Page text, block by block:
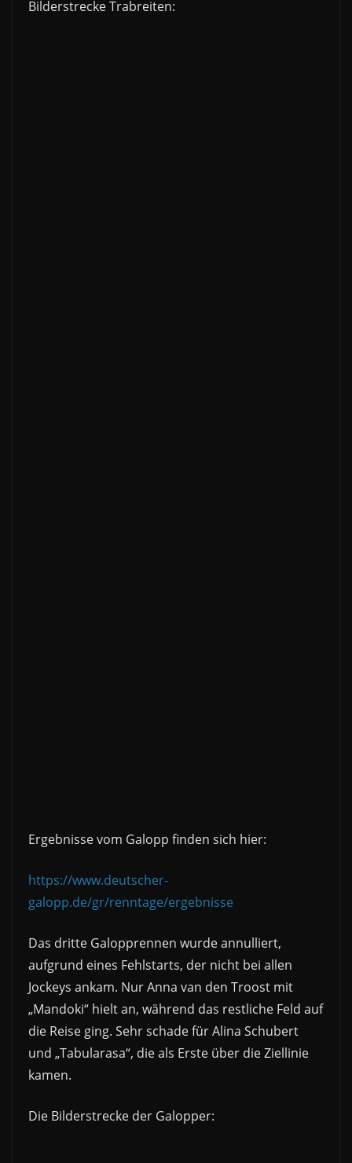
Bilderstrecke Trabreiten:
Ergebnisse vom Galopp finden sich hier:
https://www.deutscher-
galopp.de/gr/renntage/ergebnisse
Das dritte Galopprennen wurde annulliert,
aufgrund eines Fehlstarts, der nicht bei allen
Jockeys ankam. Nur Anna van den Troost mit
„Mandoki“ hielt an, während das restliche Feld auf
die Reise ging. Sehr schade für Alina Schubert
und „Tabularasa“, die als Erste über die Ziellinie
kamen.
Die Bilderstrecke der Galopper: